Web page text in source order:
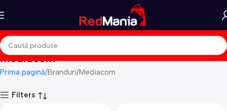
Mediacom
Prima pagină Branduri Mediacom
Filters